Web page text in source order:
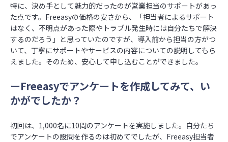
特に、決め手として魅力的だったのが営業担当のサポートがあっ
た点です。Freeasyの価格の安さから、「担当者によるサポート
はなく、不明点があった際やトラブル発生時には自分たちで解決
するのだろう」と思っていたのですが、導入前から担当の方がつ
いて、丁寧にサポートやサービスの内容についての説明してもら
えました。そのため、安心して申し込むことができました。
ーFreeasyでアンケートを作成してみて、い
かがでしたか？
初回は、1,000名に10問のアンケートを実施しました。自分たち
でアンケートの設問を作るのは初めてでしたが、Freeasy担当者